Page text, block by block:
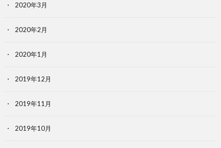
2020年3月
2020年2月
2020年1月
2019年12月
2019年11月
2019年10月